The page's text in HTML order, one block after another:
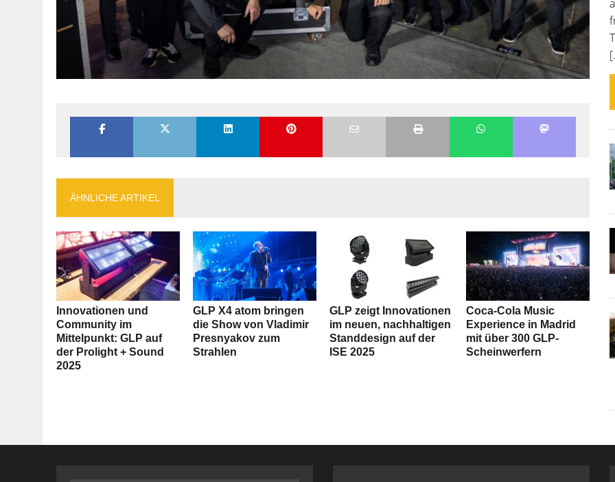
ÄHNLICHE ARTIKEL
Innovationen und
Community im
Mittelpunkt: GLP auf
der Prolight + Sound
2025
GLP X4 atom bringen
die Show von Vladimir
Presnyakov zum
Strahlen
GLP zeigt Innovationen
im neuen, nachhaltigen
Standdesign auf der
ISE 2025
Coca-Cola Music
Experience in Madrid
mit über 300 GLP-
Scheinwerfern